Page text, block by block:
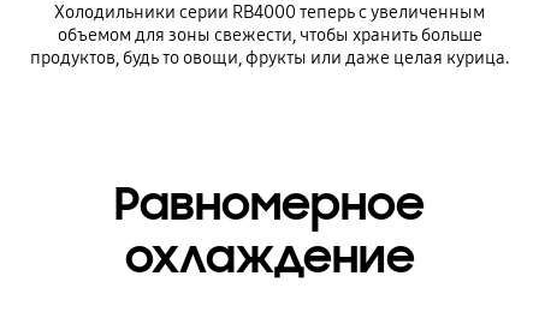
Холодильники серии RB4000 теперь с увеличенным
объемом для зоны свежести, чтобы хранить больше
продуктов, будь то овощи, фрукты или даже целая курица.
Равномерное
охлаждение